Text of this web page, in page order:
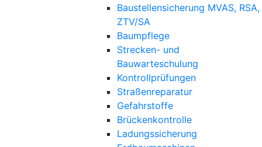
Baustellensicherung MVAS, RSA,
ZTV/SA
Baumpflege
Strecken- und
Bauwarteschulung
Kontrollprüfungen
Straßenreparatur
Gefahrstoffe
Brückenkontrolle
Ladungssicherung